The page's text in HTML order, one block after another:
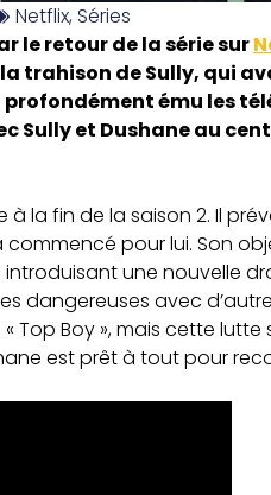
Netflix,Séries
le retour de la série sur
trahison de Sully, qui
ému les
Sully et Dushane au
la fin de la saison 2. Il
pour lui. Son
une nouvelle
dangereuses avec
Top Boy », mais cette lutte
est prêt à tout pour